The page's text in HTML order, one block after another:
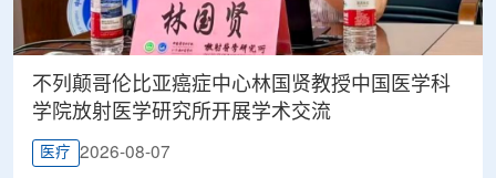
不列颠哥伦比亚癌症中心林国贤教授中国医学科
学院放射医学研究所开展学术交流
医疗 2026-08-07